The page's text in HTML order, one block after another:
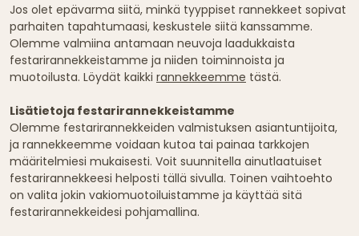
Jos olet epävarma siitä, minkä tyyppiset rannekkeet sopivat
parhaiten tapahtumaasi, keskustele siitä kanssamme.
Olemme valmiina antamaan neuvoja laadukkaista
festarirannekkeistamme ja niiden toiminnoista ja
muotoilusta. Löydät kaikki rannekkeemme tästä.
Lisätietoja festarirannekkeistamme
Olemme festarirannekkeiden valmistuksen asiantuntijoita,
ja rannekkeemme voidaan kutoa tai painaa tarkkojen
määritelmiesi mukaisesti. Voit suunnitella ainutlaatuiset
festarirannekkeesi helposti tällä sivulla. Toinen vaihtoehto
on valita jokin vakiomuotoiluistamme ja käyttää sitä
festarirannekkeidesi pohjamallina.